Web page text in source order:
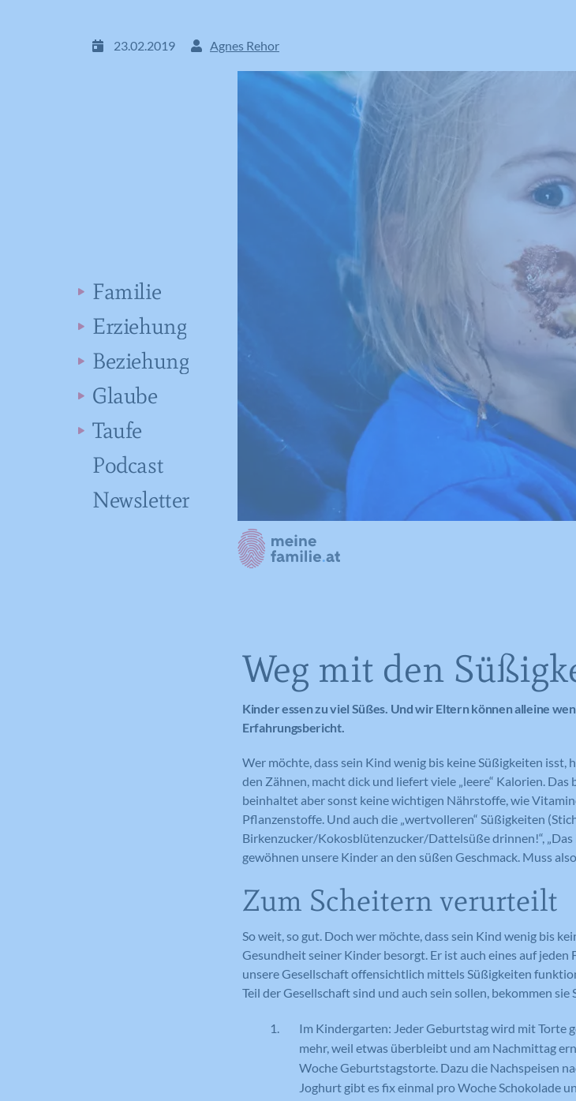
23.02.2019 Agnes Rehor
Familie
Erziehung
Beziehung
Glaube
Taufe
Podcast
Newsletter
Weg mit den
Kinder essen zu viel Süßes. Und wir Eltern können alleine
Erfahrungsbericht.
Wer möchte, dass sein Kind wenig bis keine Süßigkeiten isst,
den Zähnen, macht dick und liefert viele „leere“ Kalorien.
beinhaltet aber sonst keine wichtigen Nährstoffe, wie
Pflanzenstoffe. Und auch die „wertvolleren“ Süßigkeiten
Birkenzucker/Kokosblütenzucker/Dattelsüße drinnen!“, „Das
gewöhnen unsere Kinder an den süßen Geschmack. Muss
Zum Scheitern verurteilt
So weit, so gut. Doch wer möchte, dass sein Kind wenig bis
Gesundheit seiner Kinder besorgt. Er ist auch eines auf
unsere Gesellschaft offensichtlich mittels Süßigkeiten
Teil der Gesellschaft sind und auch sein sollen, bekommen sie
Im Kindergarten: Jeder Geburtstag wird mit Torte
mehr, weil etwas überbleibt und am Nachmittag
Woche Geburtstagstorte. Dazu die Nachspeisen
Joghurt gibt es fix einmal pro Woche Schokolade